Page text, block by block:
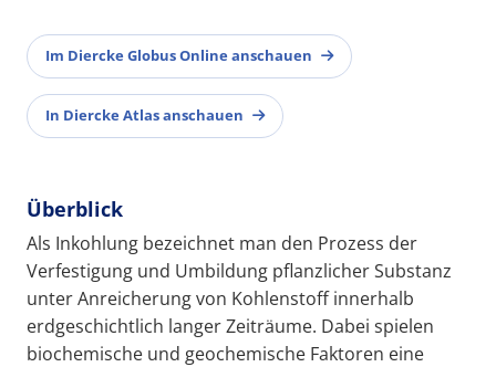
Im Diercke Globus Online anschauen
In Diercke Atlas anschauen
Überblick
Als Inkohlung bezeichnet man den Prozess der
Verfestigung und Umbildung pflanzlicher Substanz
unter Anreicherung von Kohlenstoff innerhalb
erdgeschichtlich langer Zeiträume. Dabei spielen
biochemische und geochemische Faktoren eine